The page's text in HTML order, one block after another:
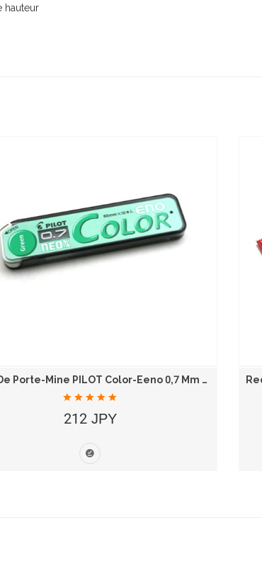
hauteur
Mine De Porte-Mine PILOT Color-Eeno 0,7 Mm Vert...
212 JPY